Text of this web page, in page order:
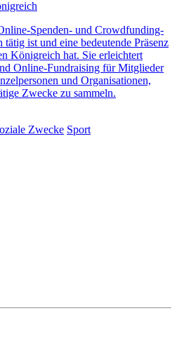
Spenden- und Crowdfunding-
ist und eine bedeutende Präsenz
Königreich hat. Sie erleichtert
Online-Fundraising für Mitglieder
und Organisationen,
Zwecke zu sammeln.
Zwecke Sport